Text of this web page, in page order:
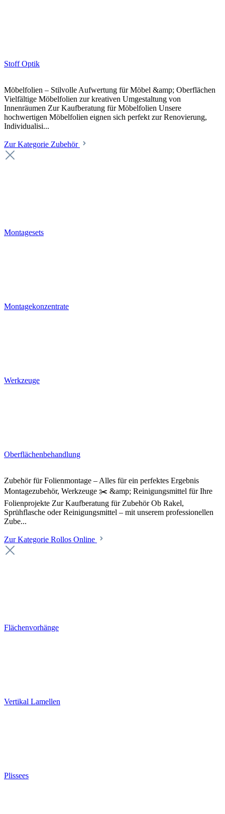
Stoff Optik
Möbelfolien – Stilvolle Aufwertung für Möbel &amp; Oberflächen
Vielfältige Möbelfolien zur kreativen Umgestaltung von
Innenräumen Zur Kaufberatung für Möbelfolien Unsere
hochwertigen Möbelfolien eignen sich perfekt zur Renovierung,
Individualisi...
Zur Kategorie Zubehör
Montagesets
Montagekonzentrate
Werkzeuge
Oberflächenbehandlung
Zubehör für Folienmontage – Alles für ein perfektes Ergebnis
Montagezubehör, Werkzeuge ✂️ &amp; Reinigungsmittel für Ihre
Folienprojekte Zur Kaufberatung für Zubehör Ob Rakel,
Sprühflasche oder Reinigungsmittel – mit unserem professionellen
Zube...
Zur Kategorie Rollos Online
Flächenvorhänge
Vertikal Lamellen
Plissees